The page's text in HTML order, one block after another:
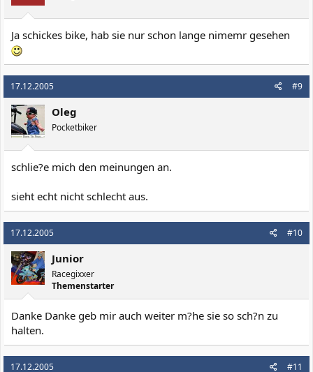
Ja schickes bike, hab sie nur schon lange nimemr gesehen
17.12.2005 #9
Oleg
Pocketbiker
schlie?e mich den meinungen an.
sieht echt nicht schlecht aus.
17.12.2005 #10
Junior
Racegixxer
Themenstarter
Danke Danke geb mir auch weiter m?he sie so sch?n zu
halten.
17.12.2005 #11